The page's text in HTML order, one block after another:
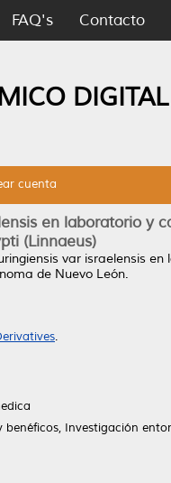
FAQ's Contacto
DIGITAL
cuenta
en laboratorio y
(Linnaeus)
var israelensis
de Nuevo León.
.
Investigación